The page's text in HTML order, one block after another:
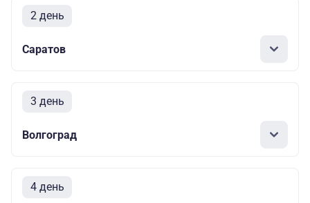
2 день
Саратов
3 день
Волгоград
4 день